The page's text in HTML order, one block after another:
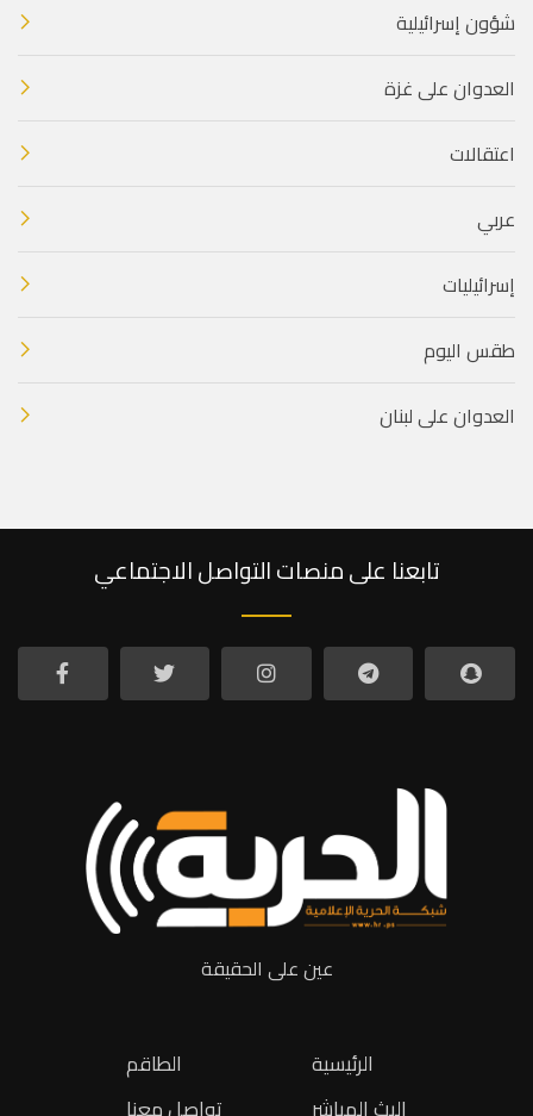
شؤون إسرائيلية
العدوان على غزة
اعتقالات
عربي
إسرائيليات
طقس اليوم
العدوان على لبنان
تابعنا على منصات التواصل الاجتماعي
عين على الحقيقة
الطاقم
الرئيسية